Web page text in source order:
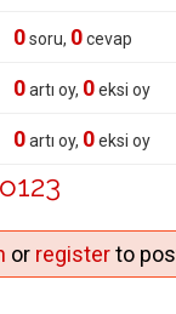
0soru, 0cevap
0artı oy, 0eksi oy
0artı oy, 0eksi oy
or registerto